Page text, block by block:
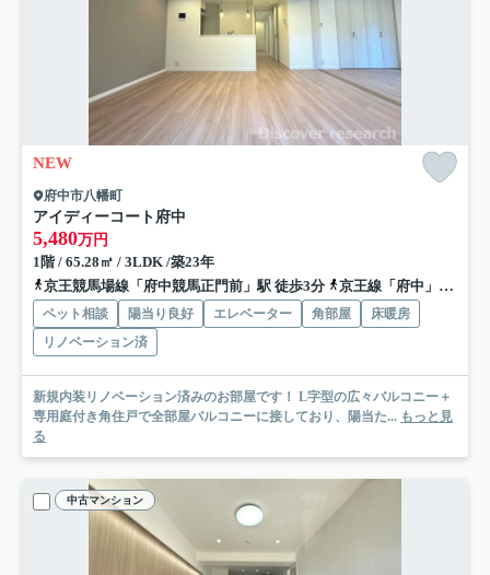
NEW
府中市八幡町
アイディーコート府中
5,480万円
1階 / 65.28㎡ / 3LDK /築23年
京王競馬場線「府中競馬正門前」駅 徒歩3分
京王線「府中」駅 徒歩8分
ペット相談 陽当り良好 エレベーター 角部屋
床暖房
リノベーション済
新規内装リノベーション済みのお部屋です！ L字型の広々バルコニー＋
専用庭付き角住戸で全部屋バルコニーに接しており、陽当た... もっと見
る
中古マンション